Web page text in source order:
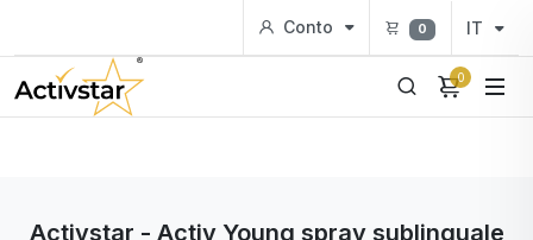
Conto 0 IT
0
Activstar - Activ Young spray sublinguale